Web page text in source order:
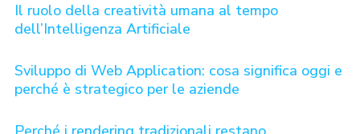
Il ruolo della creatività umana al tempo
dell’Intelligenza Artificiale
Sviluppo di Web Application: cosa significa oggi e
perché è strategico per le aziende